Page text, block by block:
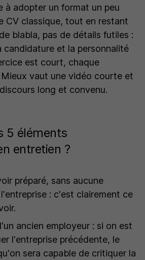
à adopter un format un peu
CV classique, tout en restant
blabla, pas de détails futiles :
candidature et la personnalité
est court, chaque
vaut une vidéo courte et
long et convenu.
5 éléments
entretien ?
préparé, sans aucune
: c'est clairement ce
ancien employeur : si on est
l'entreprise précédente, le
sera capable de critiquer la